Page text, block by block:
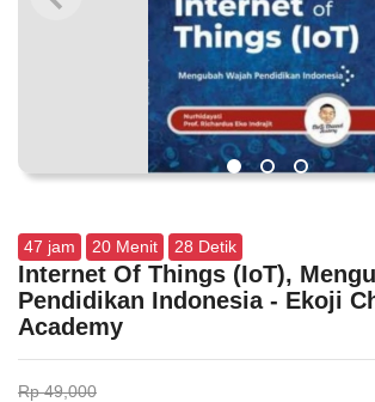
47 jam 20 Menit 28 Detik
Internet Of Things (IoT),
Pendidikan Indonesia - Ekoji
Academy
Rp 49,000